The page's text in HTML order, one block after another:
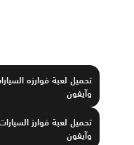
تحميل لعبة فوارزه
وآيفون
تحميل لعبة فوارز
وآيفون